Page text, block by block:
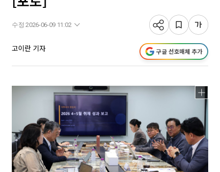
수정 2026-06-09 11:02
고이란 기자 구글 선호매체 추가